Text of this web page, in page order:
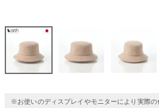
※お使いのディスプレイやモニターにより実際の